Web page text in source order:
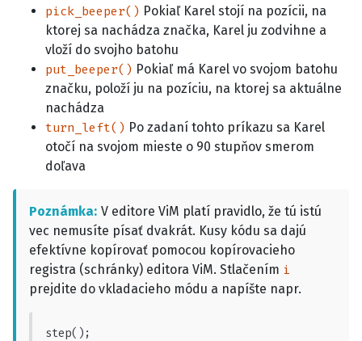
pick_beeper() Pokiaľ Karel stojí na pozícii, na
ktorej sa nachádza značka, Karel ju zodvihne a
vloží do svojho batohu
put_beeper() Pokiaľ má Karel vo svojom batohu
značku, položí ju na pozíciu, na ktorej sa aktuálne
nachádza
turn_left() Po zadaní tohto príkazu sa Karel
otočí na svojom mieste o 90 stupňov smerom
doľava
Poznámka V editore ViM platí pravidlo, že tú istú
vec nemusíte písať dvakrát. Kusy kódu sa dajú
efektívne kopírovať pomocou kopírovacieho
registra (schránky) editora ViM. Stlačením i
prejdite do vkladacieho módu a napíšte napr.
step();